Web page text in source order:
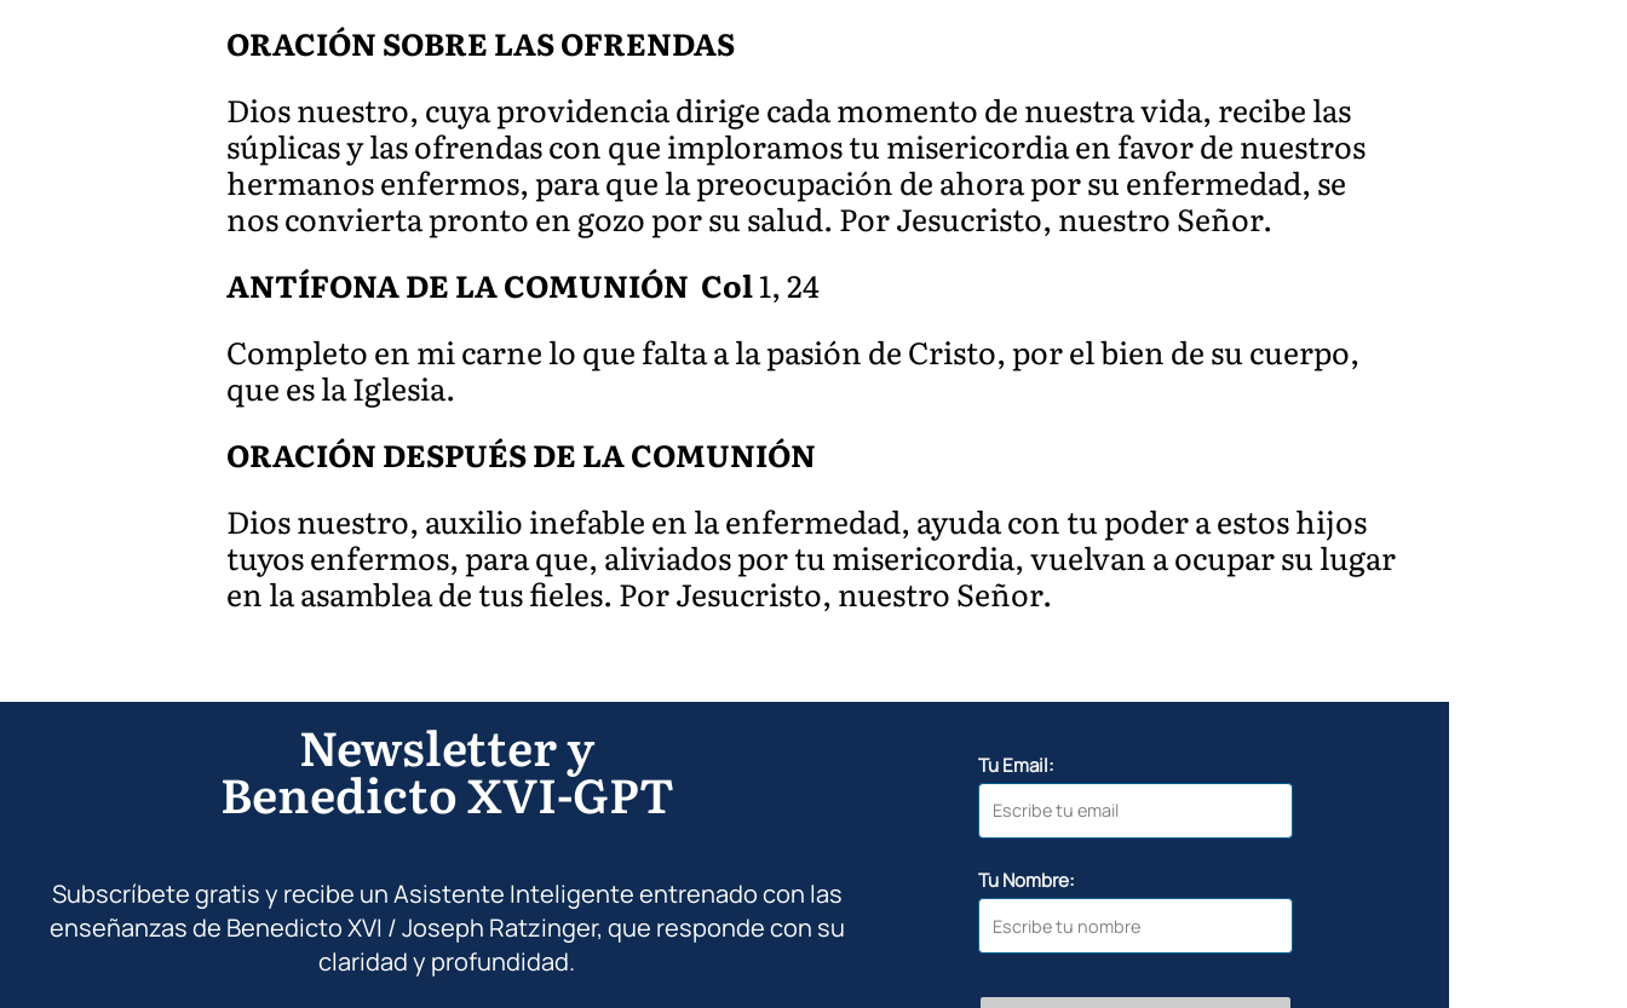
ORACIÓN SOBRE LAS OFRENDAS
Dios nuestro, cuya providencia dirige cada momento de nuestra vida, recibe las
súplicas y las ofrendas con que imploramos tu misericordia en favor de nuestros
hermanos enfermos, para que la preocupación de ahora por su enfermedad, se
nos convierta pronto en gozo por su salud. Por Jesucristo, nuestro Señor.
ANTÍFONA DE LA COMUNIÓN Col1, 24
Completo en mi carne lo que falta a la pasión de Cristo, por el bien de su cuerpo,
que es la Iglesia.
ORACIÓN DESPUÉS DE LA COMUNIÓN
Dios nuestro, auxilio inefable en la enfermedad, ayuda con tu poder a estos hijos
tuyos enfermos, para que, aliviados por tu misericordia, vuelvan a ocupar su lugar
en la asamblea de tus fieles. Por Jesucristo, nuestro Señor.
Newsletter y
Benedicto XVI-GPT
Subscríbete gratis y recibe un Asistente Inteligente entrenado con las
enseñanzas de Benedicto XVI / Joseph Ratzinger, que responde con su
claridad y profundidad.
Tu Email:
Tu Nombre: